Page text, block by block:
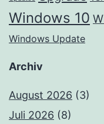
Windows 10
Windows Update
Archiv
August 2026 (3)
Juli 2026 (8)